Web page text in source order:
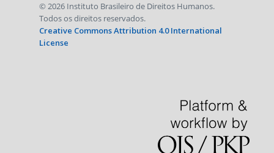
© 2026 Instituto Brasileiro de Direitos Humanos.
Todos os direitos reservados.
Creative Commons Attribution 4.0 International
License